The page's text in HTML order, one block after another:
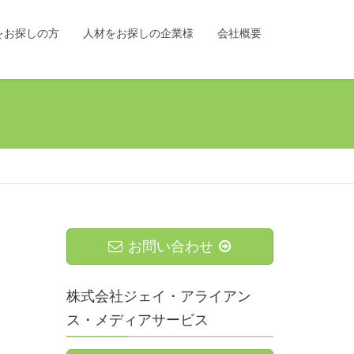
お探しの方 人材をお探しの企業様 会社概要
お問い合わせ
株式会社ジェイ・アライアン
ス・メディアサービス